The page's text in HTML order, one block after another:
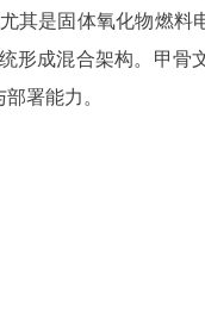
其是固体氧化物燃料
形成混合架构。甲骨
署能力。